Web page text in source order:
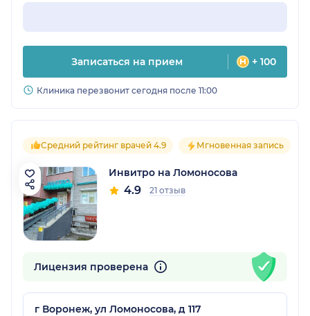
Записаться на прием + 100
Клиника перезвонит сегодня после 11:00
Средний рейтинг врачей 4.9 Мгновенная запись
Инвитро на Ломоносова
4.9 21 отзыв
Лицензия проверена
г Воронеж, ул Ломоносова, д 117